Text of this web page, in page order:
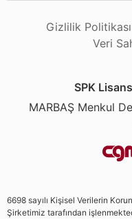
Gizlilik Politikası
Veri
SPK
MARBAŞ Menkul
6698 sayılı Kişisel Verilerin
Şirketimiz tarafından